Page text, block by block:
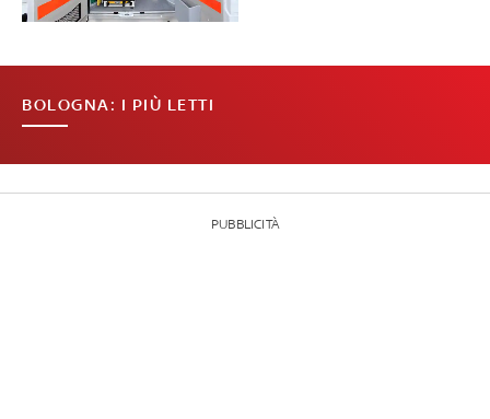
BOLOGNA: I PIÙ LETTI
PUBBLICITÀ